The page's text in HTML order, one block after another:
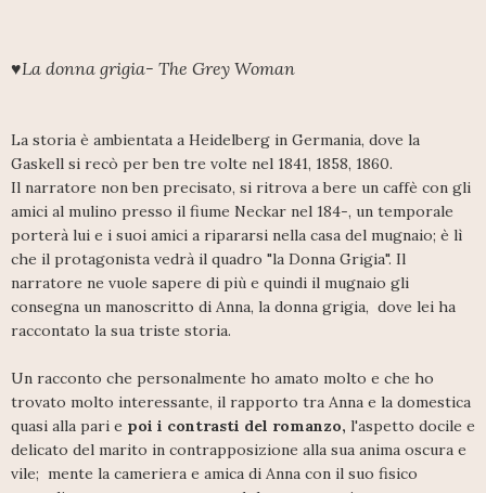
♥La donna grigia- The Grey Woman
La storia è ambientata a Heidelberg in Germania, dove la
Gaskell si recò per ben tre volte nel 1841, 1858, 1860.
Il narratore non ben precisato, si ritrova a bere un caffè con gli
amici al mulino presso il fiume Neckar nel 184-, un temporale
porterà lui e i suoi amici a ripararsi nella casa del mugnaio; è lì
che il protagonista vedrà il quadro "la Donna Grigia". Il
narratore ne vuole sapere di più e quindi il mugnaio gli
consegna un manoscritto di Anna, la donna grigia, dove lei ha
raccontato la sua triste storia.
Un racconto che personalmente ho amato molto e che ho
trovato molto interessante, il rapporto tra Anna e la domestica
quasi alla pari e poi i contrasti del romanzo, l'aspetto docile e
delicato del marito in contrapposizione alla sua anima oscura e
vile; mente la cameriera e amica di Anna con il suo fisico